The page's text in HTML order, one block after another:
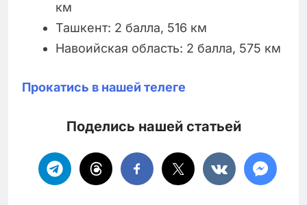
км
Ташкент: 2 балла, 516 км
Навоийская область: 2 балла, 575 км
Прокатись в нашей телеге
Поделись нашей статьей